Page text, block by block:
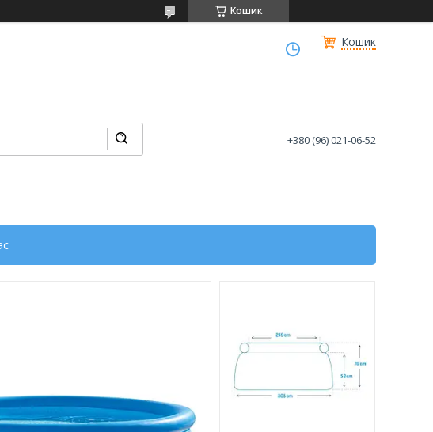
Кошик
Кошик
+380 (96) 021-06-52